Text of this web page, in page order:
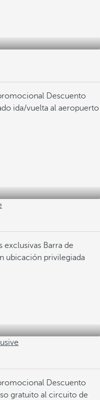
Descuento
ida/vuelta al aeropuerto
exclusivas Barra de
ubicación privilegiada
Descuento
gratuito al circuito de